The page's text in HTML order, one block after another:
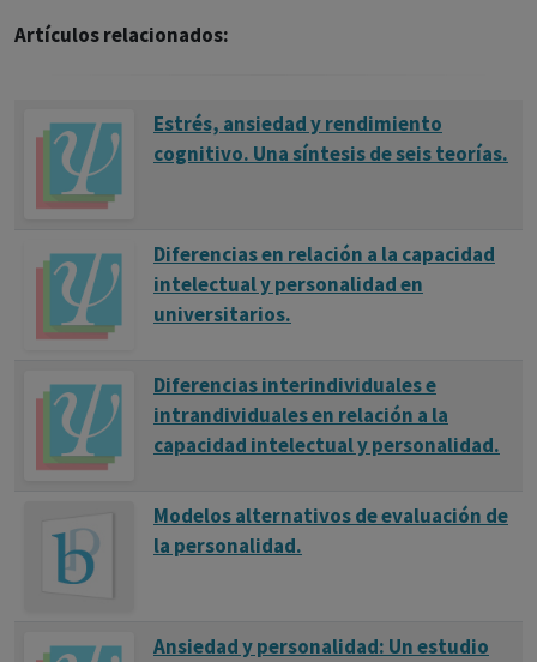
Artículos relacionados:
Estrés, ansiedad y rendimiento
cognitivo. Una síntesis de seis teorías.
Diferencias en relación a la capacidad
intelectual y personalidad en
universitarios.
Diferencias interindividuales e
intrandividuales en relación a la
capacidad intelectual y personalidad.
Modelos alternativos de evaluación de
la personalidad.
Ansiedad y personalidad: Un estudio